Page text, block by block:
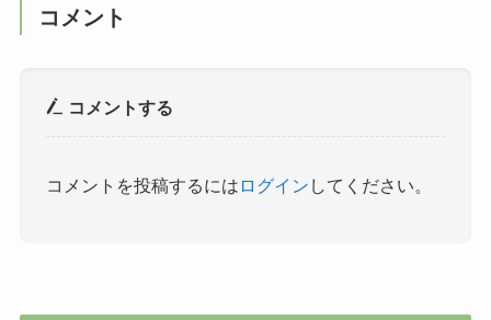
コメント
コメントする
コメントを投稿するには ログイン してください。